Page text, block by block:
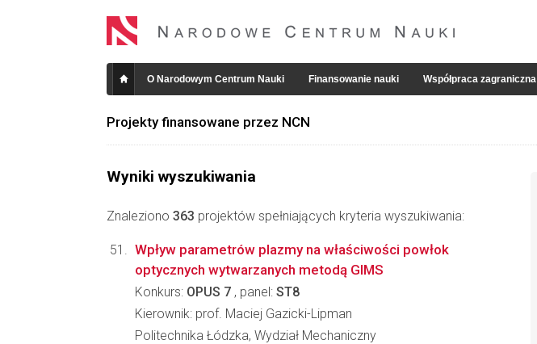
O Narodowym Centrum Nauki Finansowanie nauki Współpraca zagraniczna
Projekty finansowane przez NCN
Wyniki wyszukiwania
Znaleziono 363 projektów spełniających kryteria wyszukiwania:
Wpływ parametrów plazmy na właściwości powłok
optycznych wytwarzanych metodą GIMS
Konkurs: OPUS 7 , panel: ST8
Kierownik: prof. Maciej Gazicki-Lipman
Politechnika Łódzka, Wydział Mechaniczny